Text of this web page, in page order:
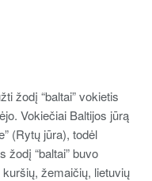
žodį “baltai” vokietis
Vokiečiai Baltijos jūrą
(Rytų jūra), todėl
žodį “baltai” buvo
žemaičių, lietuvių